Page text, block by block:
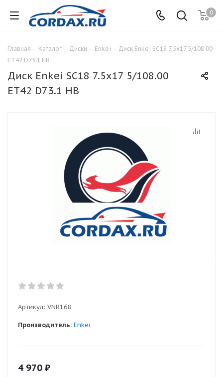
0
Главная - Каталог - Диски - Enkei - Диск Enkei SC18 7.5x17 5/108.00
ET42 D73.1 HB
Диск Enkei SC18 7.5x17 5/108.00
ET42 D73.1 HB
Артикул: VNR168
Производитель: Enkei
4 970 ₽